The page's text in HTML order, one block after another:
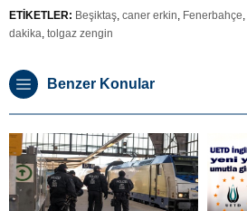
ETİKETLER: Beşiktaş, caner erkin, Fenerbahçe,
dakika, tolgaz zengin
Benzer Konular